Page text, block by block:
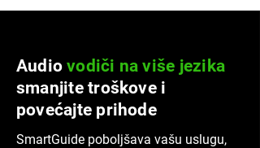
Audio vodiči na više jezika
smanjite troškove i
povećajte prihode
SmartGuide poboljšava vašu uslugu,